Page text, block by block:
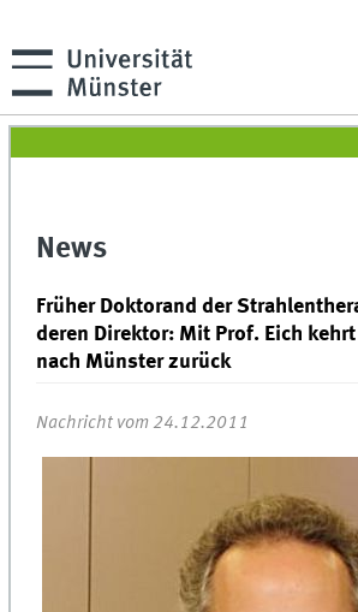
News
Früher Doktorand der
deren Direktor: Mit Prof. Eich
nach Münster zurück
Nachricht vom 24.12.2011